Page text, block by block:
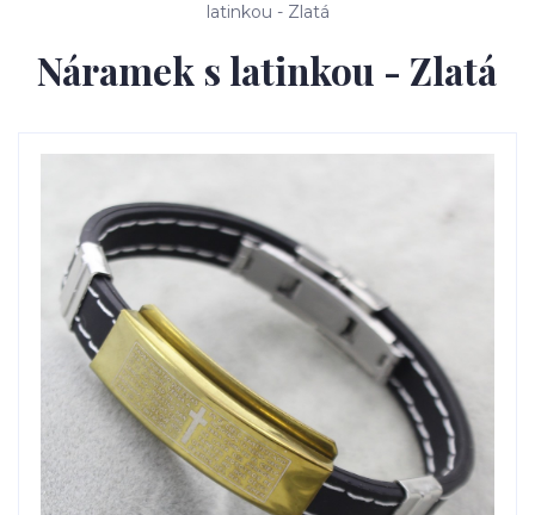
latinkou - Zlatá
Náramek s latinkou - Zlatá